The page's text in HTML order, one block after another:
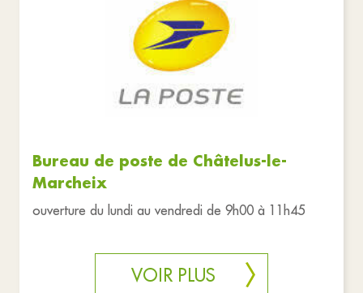
Services publics
Tourisme
Réinitialiser les filtres
Bureau de poste de Châtelus-le-
Marcheix
ouverture du lundi au vendredi de 9h00 à 11h45
VOIR PLUS